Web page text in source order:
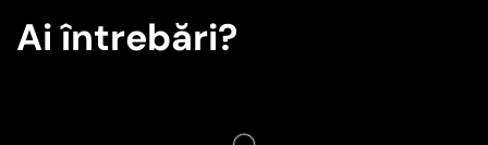
Ai întrebări?